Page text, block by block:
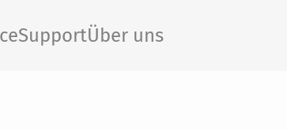
SupportÜber uns